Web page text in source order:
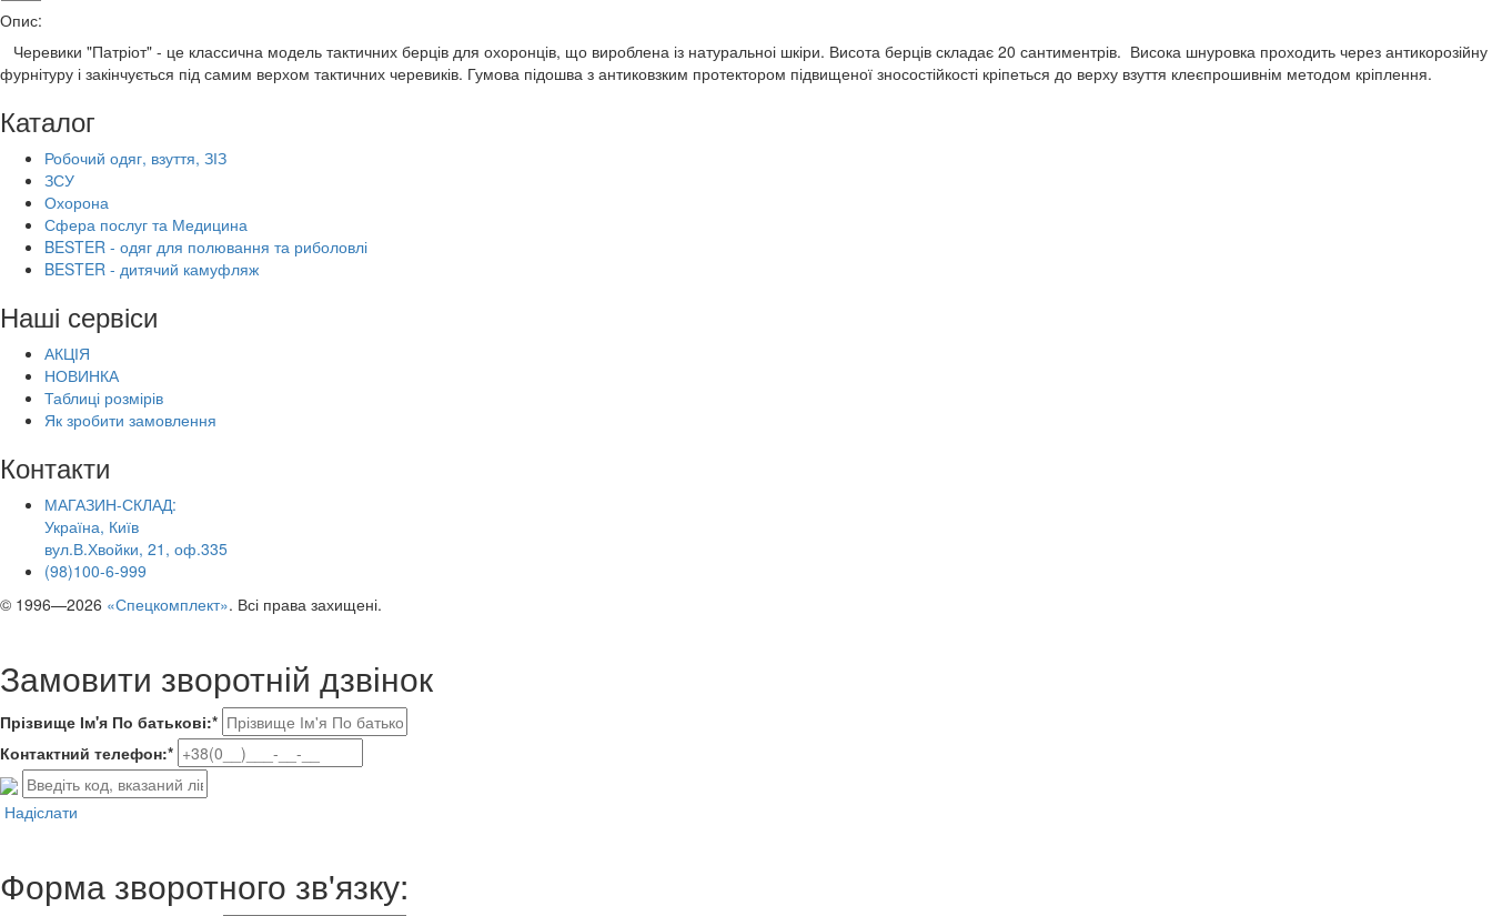
Опис:
Черевики "Патріот" - це классична модель тактичних берців для охоронців, що вироблена із натуральноі шкіри. Висота берців складає 20 сантиментрів. Висока шнуровка проходить через антикорозійну
фурнітуру і закінчується під самим верхом тактичних черевиків. Гумова підошва з антиковзким протектором підвищеної зносостійкості кріпеться до верху взуття клеєпрошивнім методом кріплення.
Каталог
Робочий одяг, взуття, ЗІЗ
ЗСУ
Охорона
Сфера послуг та Медицина
BESTER - одяг для полювання та риболовлі
BESTER - дитячий камуфляж
Наші сервіси
АКЦІЯ
НОВИНКА
Таблиці розмірів
Як зробити замовлення
Контакти
МАГАЗИН-СКЛАД:
Україна, Київ
вул.В.Хвойки, 21, оф.335
(98)100-6-999
© 1996—2026 «Спецкомплект». Всі права захищені.
Замовити зворотній дзвінок
Прізвище Ім'я По батькові:*
Контактний телефон:*
Надіслати
Форма зворотного зв'язку: